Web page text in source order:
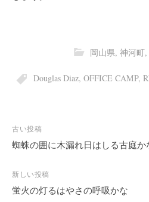
岡山県, 神河町,
Douglas Diaz, OFFICE CAMP,
投
稿
ビ
ゲ
古い投稿
蜘蛛の囲に木漏れ日はしる古庭か
新しい投稿
蛍火の灯るはやさの呼吸かな